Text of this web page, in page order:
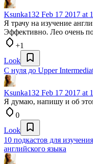
Ksunka132 Feb 17 2017 at
Я трачу на изучение
Эффективно. Лео очень
+1
Look
С нуля до Upper
Ksunka132 Feb 17 2017 at
Я думаю, напишу и об
0
Look
10 подкастов для
английского языка